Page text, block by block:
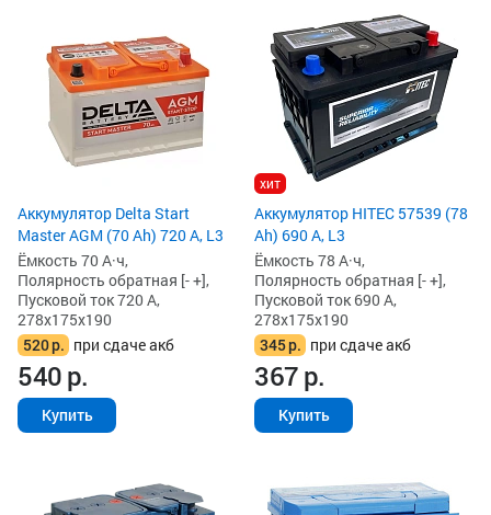
Аккумулятор Delta Start
Master AGM (70 Ah) 720 А, L3
Ёмкость 70 А·ч,
Полярность обратная [- +],
Пусковой ток 720 А,
278x175x190
520р. при сдаче акб
540р.
Купить
хит
Аккумулятор HITEC 57539 (78
Ah) 690 А, L3
Ёмкость 78 А·ч,
Полярность обратная [- +],
Пусковой ток 690 А,
278x175x190
345р. при сдаче акб
367р.
Купить